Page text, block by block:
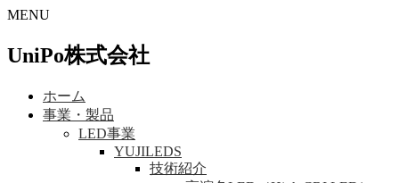
MENU
UniPo株式会社
ホーム
事業・製品
LED事業
YUJILEDS
技術紹介